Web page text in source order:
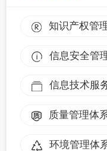
知识产权管
信息安全管
信息技术服
质量管理体
环境管理体